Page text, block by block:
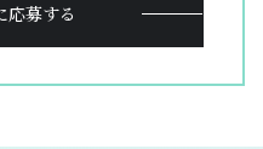
応募する